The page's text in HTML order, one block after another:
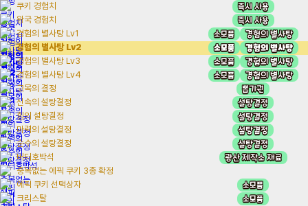
쿠키 경험치 즉시 사용
왕국 경험치 즉시 사용
경험의 별사탕 Lv1 소모품 경험의 별사탕
경험의 별사탕 Lv2 소모품 경험의 별사탕
경험의 별사탕 Lv3 소모품 경험의 별사탕
경험의 별사탕 Lv4 소모품 경험의 별사탕
고목의 결정 뽑기권
신속의 설탕결정 설탕결정
힘의 설탕결정 설탕결정
마력의 설탕결정 설탕결정
순수의 설탕결정 설탕결정
버터호박석 광산 제작소 재료
중복없는 에픽 쿠키 3종 확정
에픽 쿠키 선택상자
소모품
크리스탈 소모품